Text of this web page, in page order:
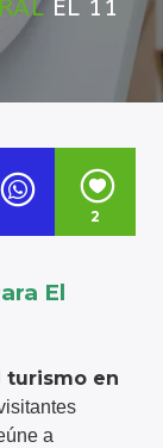
EL 11
2
El
turismo en
a